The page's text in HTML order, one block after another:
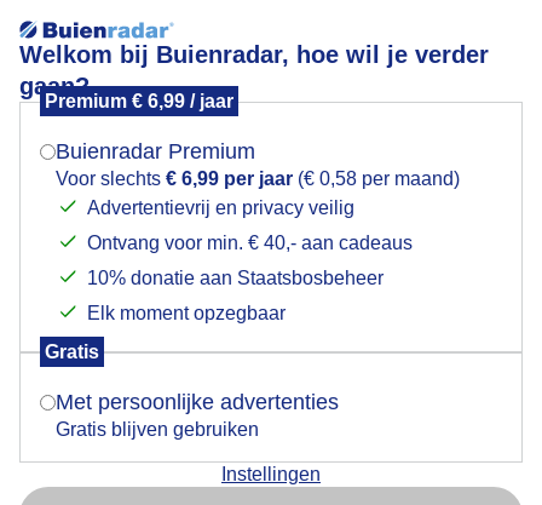
Welkom bij Buienradar, hoe wil je verder
gaan?
Premium € 6,99 / jaar
Buienradar Premium
Voor slechts € 6,99 per jaar (€ 0,58 per maand)
Advertentievrij en privacy veilig
Ontvang voor min. € 40,- aan cadeaus
10% donatie aan Staatsbosbeheer
Elk moment opzegbaar
Gratis
Met persoonlijke advertenties
Gratis blijven gebruiken
Instellingen
Ochtend gloren
Door: Monique Bormans Gemaakt: 06-06-2026, 58x bekeken
Mogen we je locatie gebruiken voor het
Indien je hier nog geen akkoord op hebt gegeven,
verschijnt er zo een pop-up uit je browser waarin
Is goed, toon de popup
Nu niet, misschien later